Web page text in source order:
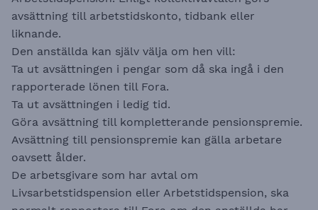
avsättning till arbetstidskonto, tidbank eller
liknande.
Den anställda kan själv välja om hen vill:
Ta ut avsättningen i pengar som då ska ingå i den
rapporterade lönen till Fora.
Ta ut avsättningen i ledig tid.
Göra avsättning till kompletterande pensionspremie.
Avsättning till pensionspremie kan gälla arbetare
oavsett ålder.
De arbetsgivare som har avtal om
Livsarbetstidspension eller Arbetstidspension, ska